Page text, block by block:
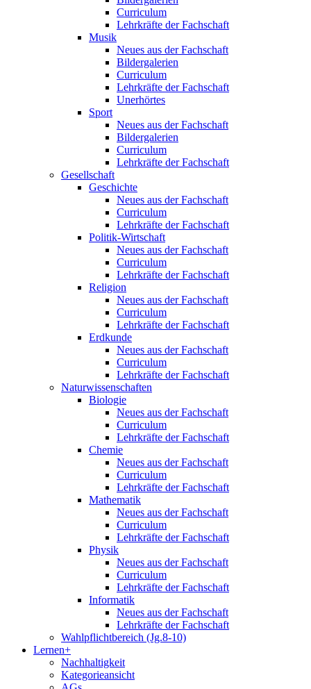
Curriculum
Lehrkräfte der Fachschaft
Musik
Neues aus der Fachschaft
Bildergalerien
Curriculum
Lehrkräfte der Fachschaft
Unerhörtes
Sport
Neues aus der Fachschaft
Bildergalerien
Curriculum
Lehrkräfte der Fachschaft
Gesellschaft
Geschichte
Neues aus der Fachschaft
Curriculum
Lehrkräfte der Fachschaft
Politik-Wirtschaft
Neues aus der Fachschaft
Curriculum
Lehrkräfte der Fachschaft
Religion
Neues aus der Fachschaft
Curriculum
Lehrkräfte der Fachschaft
Erdkunde
Neues aus der Fachschaft
Curriculum
Lehrkräfte der Fachschaft
Naturwissenschaften
Biologie
Neues aus der Fachschaft
Curriculum
Lehrkräfte der Fachschaft
Chemie
Neues aus der Fachschaft
Curriculum
Lehrkräfte der Fachschaft
Mathematik
Neues aus der Fachschaft
Curriculum
Lehrkräfte der Fachschaft
Physik
Neues aus der Fachschaft
Curriculum
Lehrkräfte der Fachschaft
Informatik
Neues aus der Fachschaft
Lehrkräfte der Fachschaft
Wahlpflichtbereich (Jg.8-10)
Lernen+
Nachhaltigkeit
Kategorieansicht